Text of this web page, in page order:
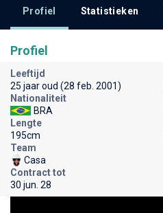
Profiel Statistieken
Profiel
Leeftijd
25 jaar oud (28 feb. 2001)
Nationaliteit
BRA
Lengte
195cm
Team
Casa
Contract tot
30 jun. 28